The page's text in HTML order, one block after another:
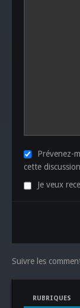
Prévenez-
cette
Je veux
Suivre les
RUBRIQUES